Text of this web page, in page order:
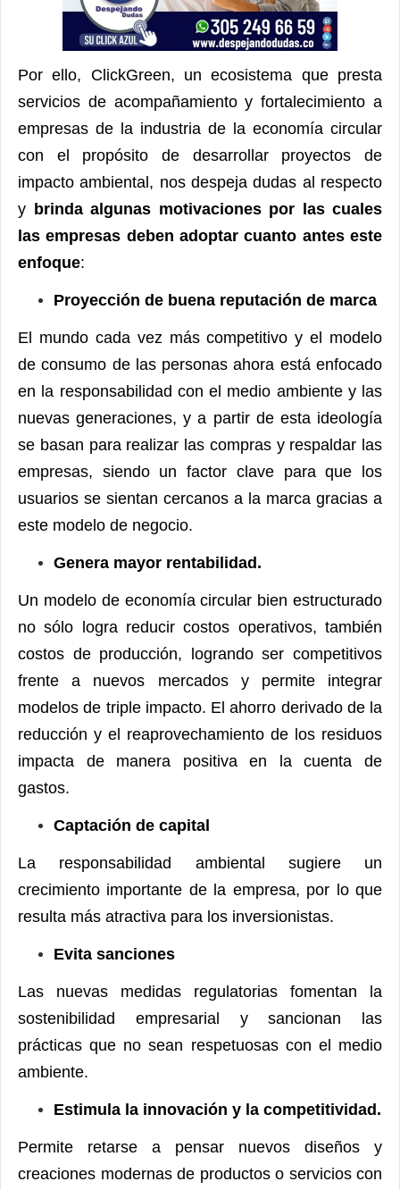
Por ello, ClickGreen, un ecosistema que presta
servicios de acompañamiento y fortalecimiento a
empresas de la industria de la economía circular
con el propósito de desarrollar proyectos de
impacto ambiental, nos despeja dudas al respecto
y brinda algunas motivaciones por las cuales
las empresas deben adoptar cuanto antes este
enfoque:
Proyección de buena reputación de marca
El mundo cada vez más competitivo y el modelo
de consumo de las personas ahora está enfocado
en la responsabilidad con el medio ambiente y las
nuevas generaciones, y a partir de esta ideología
se basan para realizar las compras y respaldar las
empresas, siendo un factor clave para que los
usuarios se sientan cercanos a la marca gracias a
este modelo de negocio.
Genera mayor rentabilidad.
Un modelo de economía circular bien estructurado
no sólo logra reducir costos operativos, también
costos de producción, logrando ser competitivos
frente a nuevos mercados y permite integrar
modelos de triple impacto. El ahorro derivado de la
reducción y el reaprovechamiento de los residuos
impacta de manera positiva en la cuenta de
gastos.
Captación de capital
La responsabilidad ambiental sugiere un
crecimiento importante de la empresa, por lo que
resulta más atractiva para los inversionistas.
Evita sanciones
Las nuevas medidas regulatorias fomentan la
sostenibilidad empresarial y sancionan las
prácticas que no sean respetuosas con el medio
ambiente.
Estimula la innovación y la competitividad.
Permite retarse a pensar nuevos diseños y
creaciones modernas de productos o servicios con